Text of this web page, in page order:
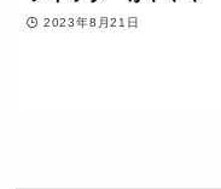
2023年8月21日